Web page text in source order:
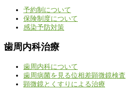
予約制について
保険制度について
感染予防対策
歯周内科治療
歯周内科について
歯周病菌を見る位相差顕微鏡検査
顕微鏡とくすりによる治療